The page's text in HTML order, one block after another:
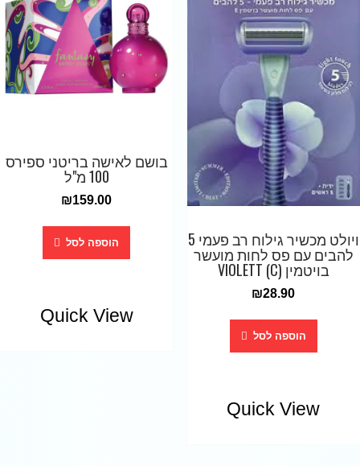
ויולט מכשיר גילוח רב פעמי 5
להבים עם פס לחות מועשר
בויטמין (C) VIOLETT
₪28.90
הוספה לסל
Quick View
בושם לאישה בריטני ספירס
100 מ"ל
₪159.00
הוספה לסל
Quick View